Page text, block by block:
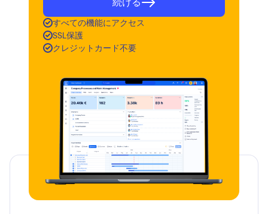
すべての機能にアクセス
SSL保護
クレジットカード不要